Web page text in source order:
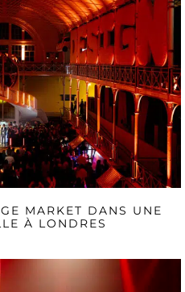
MARKET DANS UNE
À LONDRES